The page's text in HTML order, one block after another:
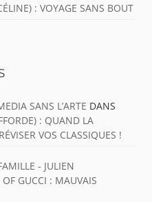
: VOYAGE SANS BOUT
SANS L’ARTE DANS
: QUAND LA
VOS CLASSIQUES !
- JULIEN
OF GUCCI : MAUVAIS